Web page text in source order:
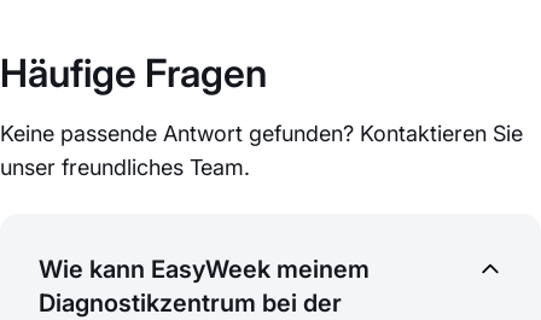
Häufige Fragen
Keine passende Antwort gefunden? Kontaktieren Sie
unser freundliches Team.
Wie kann EasyWeek meinem
Diagnostikzentrum bei der